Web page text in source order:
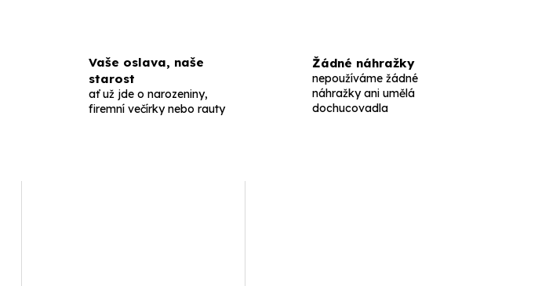
Vaše oslava, naše
starost
ať už jde o narozeniny,
firemní večírky nebo rauty
Žádné náhražky
nepoužíváme žádné
náhražky ani umělá
dochucovadla